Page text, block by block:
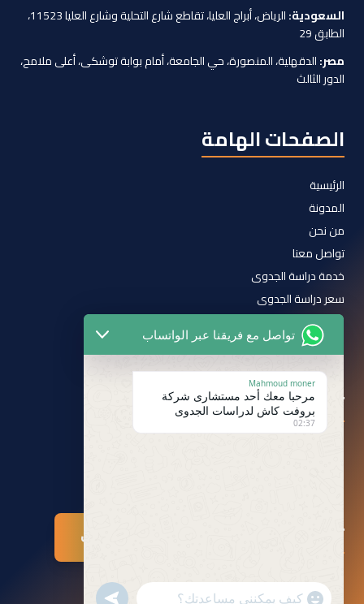
السعودية:
الرياض، أبراج العليا، تقاطع شارع التحلية وشارع العليا 11523،
الطابق 29
مصر:الدقهلية، المنصورة، حي الجامعة، أمام بوابة توشكى، أعلى ملامح،
الدور الثالث
الصفحات الهامة
الرئيسية
المدونة
من نحن
تواصل معنا
خدمة دراسة الجدوى
سعر دراسة الجدوى
سياسة الخصوصية
الشروط والأحكام
تابعنا على
تواصلوا معنا تواصل عبر واتساب
تواصل مع فريقنا عبر الواتساب
Mahmoud moner
مرحبا معك أحد مستشارى شركة
بروفت كاش لدراسات الجدوى
02:37
"+chaty_settings.lang.emoji_picker+"
undefined